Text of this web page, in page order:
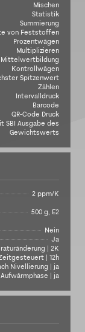
Mischen
Statistik
Summierung
von Feststoffen
Prozentwägen
Multiplizieren
Mittelwertbildung
Kontrollwägen
Spitzenwert
Zählen
Intervalldruck
Barcode
QR-Code Druck
SBI Ausgabe des
Gewichtswerts
2 ppm/K
500 g, E2
Nein
Ja
| 2K
| 12h
Nivellierung | ja
Aufwärmphase | ja